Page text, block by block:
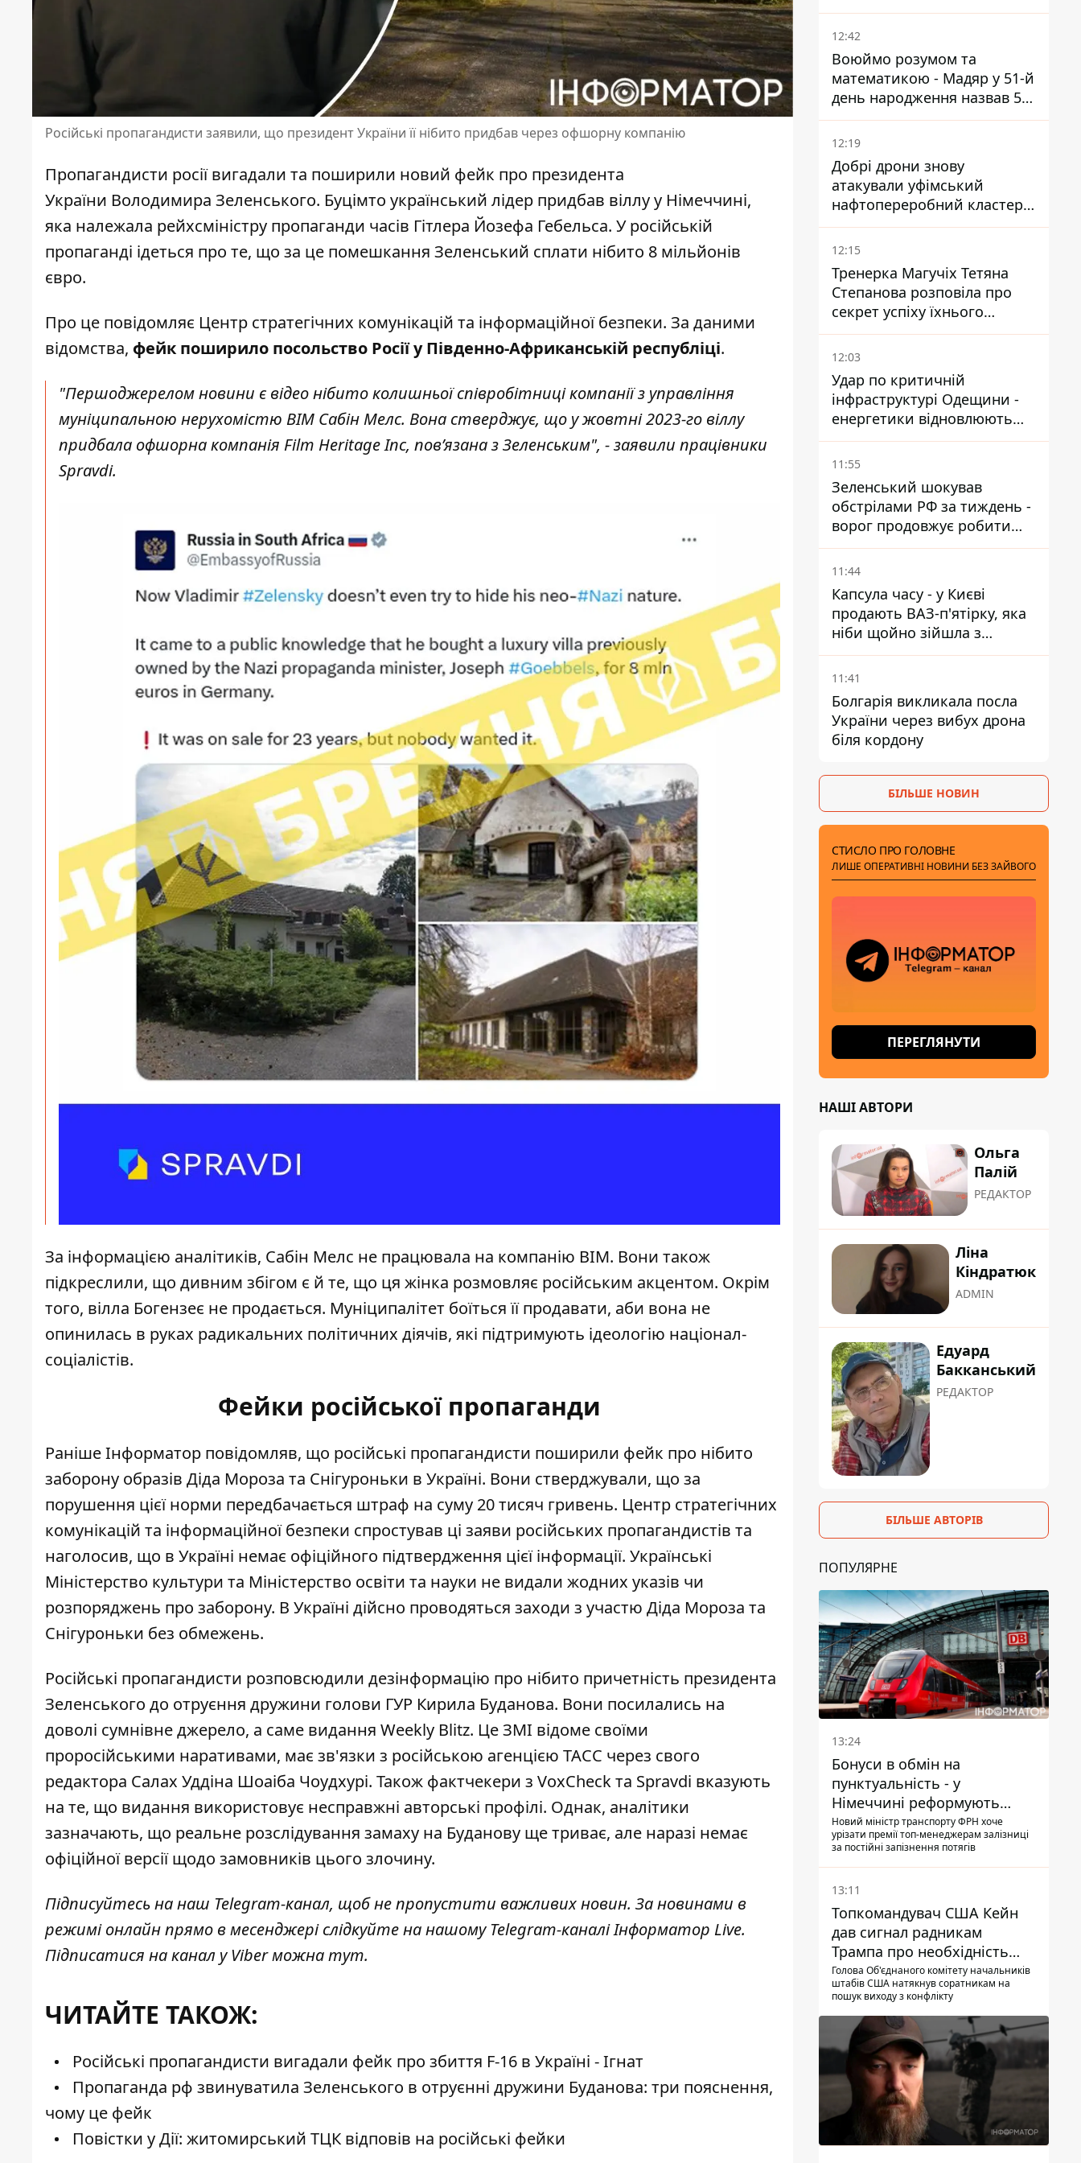
Російські пропагандисти заявили, що президент України її нібито придбав через офшорну компанію
Пропагандисти росіївигадали та поширили новий фейк про президента
України Володимира Зеленського. Буцімто український лідер придбав віллу у Німеччині,
яка належала рейхсміністру пропаганди часів Гітлера Йозефа Гебельса. У російській
пропаганді ідеться про те, що за це помешкання Зеленський сплати нібито 8 мільйонів
євро.
Про це повідомляє Центр стратегічних комунікацій та інформаційної безпеки. За даними
відомства, фейк поширило посольство Росії у Південно-Африканській республіці.
"Першоджерелом новини є відео нібито колишньої співробітниці компанії з управління
муніципальною нерухомістю ВІМ Сабін Мелс. Вона стверджує, що у жовтні 2023-го віллу
придбала офшорна компанія Film Heritage Inc, пов’язана з Зеленським", - заявили працівники
Spravdi.
За інформацією аналітиків, Сабін Мелс не працювала на компанію ВІМ. Вони також
підкреслили, що дивним збігом є й те, що ця жінка розмовляє російським акцентом. Окрім
того, вілла Богензеє не продається. Муніципалітет боїться її продавати, аби вона не
опинилась в руках радикальних політичних діячів, які підтримують ідеологію націонал-
соціалістів.
Фейки російської пропаганди
Раніше Інформатор повідомляв, що російські пропагандисти поширили фейк про нібито
заборону образів Діда Мороза та Снігуроньки в Україні. Вони стверджували, що за
порушення цієї норми передбачається штраф на суму 20 тисяч гривень. Центр стратегічних
комунікацій та інформаційної безпеки спростував ці заяви російських пропагандистів та
наголосив, що в Україні немає офіційного підтвердження цієї інформації. Українські
Міністерство культури та Міністерство освіти та науки не видали жодних указів чи
розпоряджень про заборону. В Україні дійсно проводяться заходи з участю Діда Мороза та
Снігуроньки без обмежень.
Російські пропагандисти розповсюдили дезінформацію про нібито причетність президента
Зеленського до отруєння дружини голови ГУР Кирила Буданова. Вони посилались на
доволі сумнівне джерело, а саме видання Weekly Blitz. Це ЗМІ відоме своїми
проросійськими наративами, має зв'язки з російською агенцією ТАСС через свого
редактора Салах Уддіна Шоаіба Чоудхурі. Також фактчекери з VoxCheck та Spravdi вказують
на те, що видання використовує несправжні авторські профілі. Однак, аналітики
зазначають, що реальне розслідування замаху на Буданову ще триває, але наразі немає
офіційної версії щодо замовників цього злочину.
Підписуйтесь на наш Telegram-канал, щоб не пропустити важливих новин. За новинами в
режимі онлайн прямо в месенджері слідкуйте на нашому Telegram-каналіІнформатор Live.
Підписатися на канал у Viber можнатут.
ЧИТАЙТЕ ТАКОЖ:
Російські пропагандисти вигадали фейк про збиття F-16 в Україні - Ігнат
Пропаганда рф звинуватила Зеленського в отруєнні дружини Буданова: три пояснення,
чому це фейк
Повістки у Дії: житомирський ТЦК відповів на російські фейки
потребує посилення
12:42
Воюймо розумом та
математикою - Мадяр у 51-й
день народження назвав 5
умов поразки РФ
12:19
Добрі дрони знову
атакували уфімський
нафтопереробний кластер -
один упав на недобудову
12:15
Тренерка Магучіх Тетяна
Степанова розповіла про
секрет успіху їхнього
тандему
12:03
Удар по критичній
інфраструктурі Одещини -
енергетики відновлюють
світло
11:55
Зеленський шокував
обстрілами РФ за тиждень -
ворог продовжує робити
ставку на балістичний
терор
11:44
Капсула часу - у Києві
продають ВАЗ-п'ятірку, яка
ніби щойно зійшла з
конвейєра
11:41
Болгарія викликала посла
України через вибух дрона
біля кордону
БІЛЬШЕ НОВИН
СТИСЛО ПРО ГОЛОВНЕ
ЛИШЕ ОПЕРАТИВНІ НОВИНИ БЕЗ ЗАЙВОГО
ПЕРЕГЛЯНУТИ
НАШІ АВТОРИ
Ольга
Палій
РЕДАКТОР
Ліна
Кіндратюк
ADMIN
Едуард
Бакканський
РЕДАКТОР
БІЛЬШЕ АВТОРІВ
ПОПУЛЯРНЕ
13:24
Бонуси в обмін на
пунктуальність - у
Німеччині реформують
преміювання керівництва
Deutsche Bahn
Новий міністр транспорту ФРН хоче
урізати премії топ-менеджерам залізниці
за постійні запізнення потягів
13:11
Топкомандувач США Кейн
дав сигнал радникам
Трампа про необхідність
закінчувати війну з Іраном –
ЗМІ
Голова Об'єднаного комітету начальників
штабів США натякнув соратникам на
пошук виходу з конфлікту